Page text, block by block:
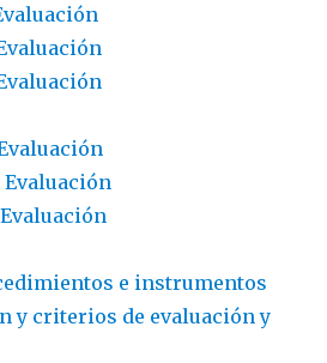
Evaluación
Evaluación
Evaluación
e instrumentos
y criterios de evaluación y